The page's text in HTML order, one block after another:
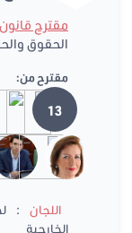
مقترح قانون
الحقوق
مقترح من:
13
اللجان :
الخارجية